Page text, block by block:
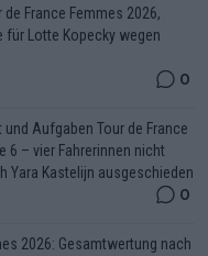
France Femmes 2026,
für Lotte Kopecky wegen
0
Aufgaben Tour de France
6 – vier Fahrerinnen nicht
Yara Kastelijn ausgeschieden
0
2026: Gesamtwertung nach